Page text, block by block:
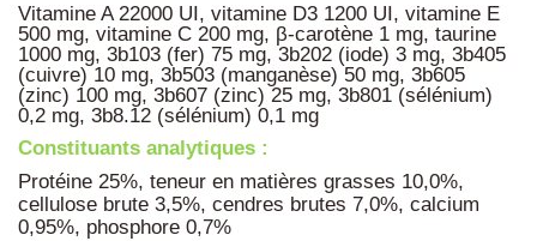
Vitamine A 22000 UI, vitamine D3 1200 UI, vitamine E
500 mg, vitamine C 200 mg, β-carotène 1 mg, taurine
1000 mg, 3b103 (fer) 75 mg, 3b202 (iode) 3 mg, 3b405
(cuivre) 10 mg, 3b503 (manganèse) 50 mg, 3b605
(zinc) 100 mg, 3b607 (zinc) 25 mg, 3b801 (sélénium)
0,2 mg, 3b8.12 (sélénium) 0,1 mg
Constituants analytiques :
Protéine 25%, teneur en matières grasses 10,0%,
cellulose brute 3,5%, cendres brutes 7,0%, calcium
0,95%, phosphore 0,7%